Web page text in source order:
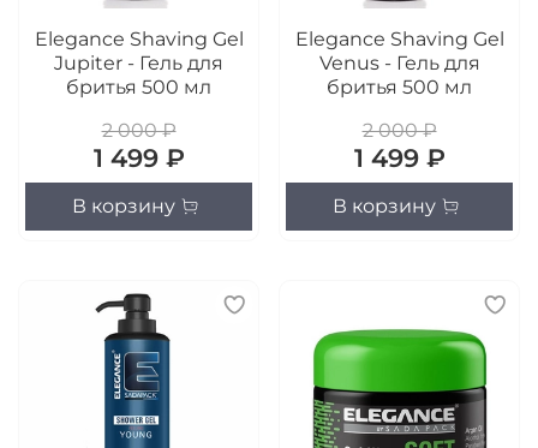
Elegance Shaving Gel
Jupiter - Гель для
бритья 500 мл
2 000 ₽
1 499 ₽
В корзину
Elegance Shaving Gel
Venus - Гель для
бритья 500 мл
2 000 ₽
1 499 ₽
В корзину